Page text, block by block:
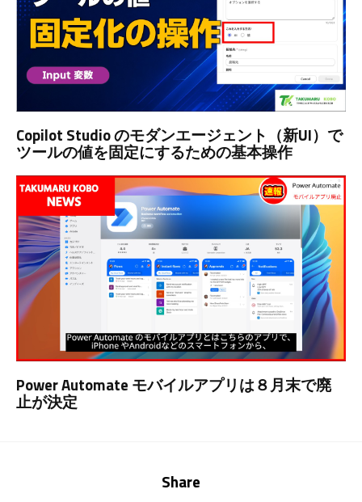
Copilot Studio のモダンエージェント（新UI）で
ツールの値を固定にするための基本操作
Power Automate モバイルアプリは８月末で廃
止が決定
Share